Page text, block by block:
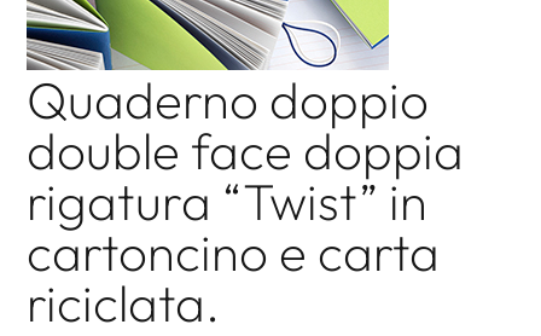
Quaderno doppio
double face doppia
rigatura “Twist” in
cartoncino e carta
riciclata.